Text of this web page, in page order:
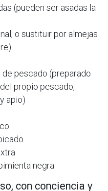
(pueden ser asadas la
o sustituir por almejas
pescado (preparado
propio pescado,
apio)
negra
con conciencia y